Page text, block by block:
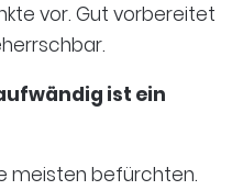
vor. Gut vorbereitet
ist ein
meisten befürchten.